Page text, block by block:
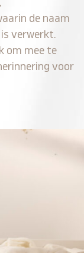
de naam
verwerkt.
om mee te
voor